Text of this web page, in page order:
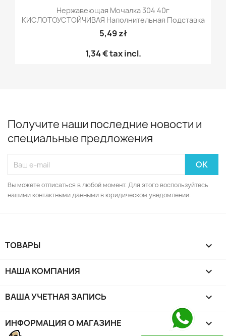
Нержавеющая Мочалка 304 40г
КИСЛОТОУСТОЙЧИВАЯ Наполнительная Подставка
5,49 zł
1,34 €tax incl.
Получите наши последние новости и
специальные предложения
Вы можете отписаться в любой момент. Для этого воспользуйтесь
нашими контактными данными в юридическом уведомлении.
ТОВАРЫ 
НАША КОМПАНИЯ 
ВАША УЧЕТНАЯ ЗАПИСЬ 
ИНФОРМАЦИЯ О МАГАЗИНЕ keyboard_arrow_down